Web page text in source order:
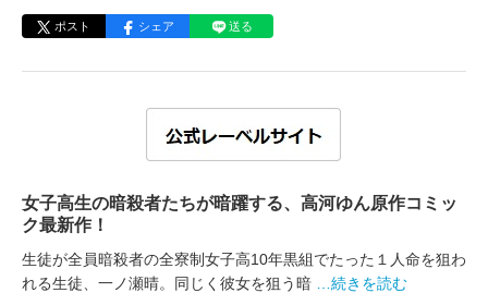
ポスト シェア 送る
女子高生の暗殺者たちが暗躍する、高河ゆん原作コミッ
ク最新作！
生徒が全員暗殺者の全寮制女子高10年黒組でたった１人命を狙わ
れる生徒、一ノ瀬晴。同じく彼女を狙う暗
…続きを読む